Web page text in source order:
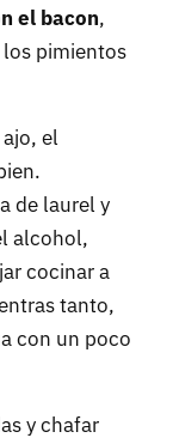
el bacon,
pimientos
el
de laurel y
alcohol,
cocinar a
tanto,
con un poco
y chafar